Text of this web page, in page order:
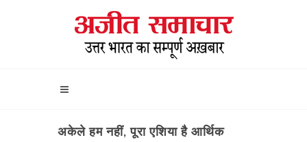
अकेले हम नहीं, पूरा एशिया है आर्थिक